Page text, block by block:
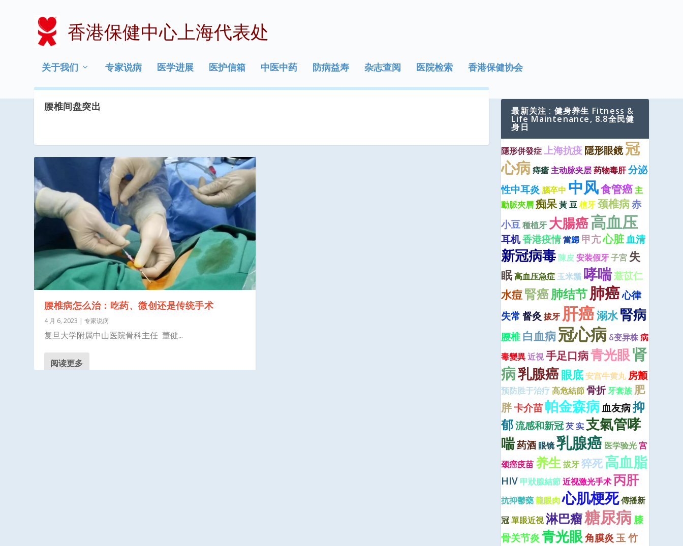
香港保健中心上海代表处
关于我们 专家说病 医学进展 医护信箱 中医中药 防病益寿 杂志查阅 医院检索 香港保健协会
腰椎间盘突出
腰椎病怎么治：吃药、微创还是传统手术
4 月 6, 2023 |专家说病
复旦大学附属中山医院骨科主任 董健...
阅读更多
最新关注 : 健身养生 Fitness &
Life Maintenance, 8.8全民健
身日
隱形併發症上海抗疫隱形眼鏡冠
心病痔瘡主动脉夹层药物毒肝分泌
性中耳炎 腦卒中 中风食管癌主
動脈夾層痴呆黃 豆植牙颈椎病赤
小豆種植牙大腸癌高血压
耳机香港疫情當歸 甲亢心脏血清
新冠病毒 陳皮 安装假牙子宮失
眠高血压急症玉米鬚 哮喘薏苡仁
水痘腎癌肺结节肺癌心律
失常 督灸 拔牙 肝癌溺水腎病
腰椎白血病冠心病 δ变异株病
毒變異近視手足口病青光眼肾
病乳腺癌眼底安宫牛黄丸房颤
预防胜于治疗高危結節骨折牙套族 肥
胖卡介苗帕金森病血友病抑
郁流感和新冠芡 实支氣管哮
喘药酒 眼镜乳腺癌 医学验光宫
颈癌疫苗养生拔牙猝死高血脂
HIV 甲狀腺結節近视激光手术丙肝
抗抑鬱藥龍眼肉 心肌梗死傳播新
冠單眼近視淋巴瘤糖尿病膝
骨关节炎青光眼 角膜炎玉 竹